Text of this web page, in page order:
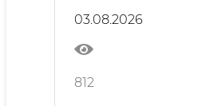
03.08.2026
812